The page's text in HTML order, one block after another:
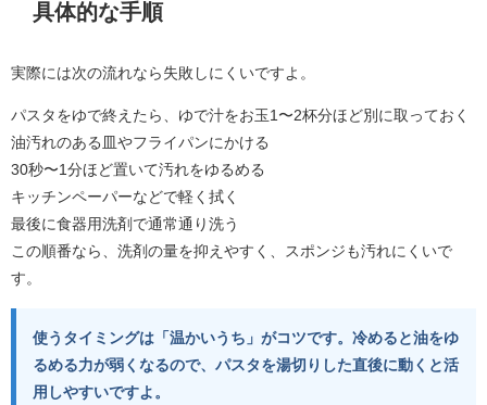
具体的な手順
実際には次の流れなら失敗しにくいですよ。
パスタをゆで終えたら、ゆで汁をお玉1〜2杯分ほど別に取っておく
油汚れのある皿やフライパンにかける
30秒〜1分ほど置いて汚れをゆるめる
キッチンペーパーなどで軽く拭く
最後に食器用洗剤で通常通り洗う
この順番なら、洗剤の量を抑えやすく、スポンジも汚れにくいで
す。
使うタイミングは「温かいうち」がコツです。冷めると油をゆ
るめる力が弱くなるので、パスタを湯切りした直後に動くと活
用しやすいですよ。